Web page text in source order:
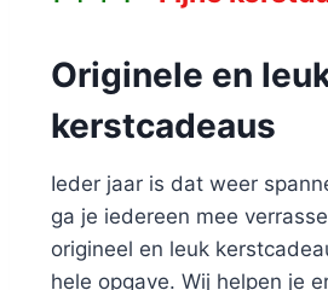
Originele en
kerstcadeaus
Ieder jaar is dat weer
ga je iedereen mee
origineel en leuk
hele opgave. Wij helpen je